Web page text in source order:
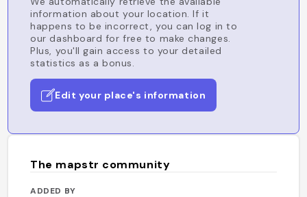
information about your location. If it
happens to be incorrect, you can log in to
our dashboard for free to make changes.
Plus, you'll gain access to your detailed
statistics as a bonus.
Edit your place's information
The mapstr community
ADDED BY